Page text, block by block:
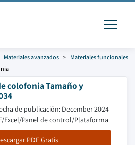
Materiales avanzados
Materiales funcionales
colofonia Tamaño y
de publicación: December 2024
Excel/Panel de control/Plataforma
PDF Gratis